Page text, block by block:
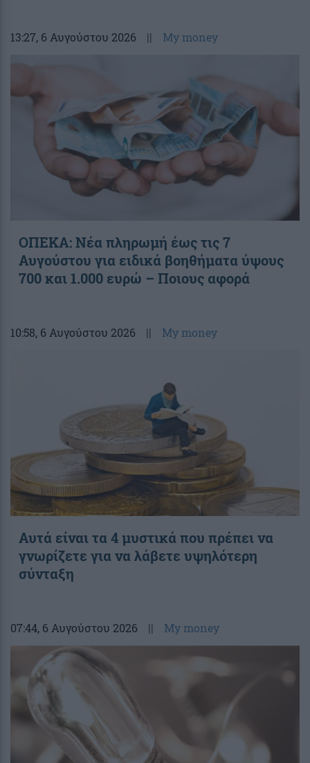
13:27, 6 Αυγούστου 2026 || My money
ΟΠΕΚΑ: Νέα πληρωμή έως τις 7
Αυγούστου για ειδικά βοηθήματα ύψους
700 και 1.000 ευρώ – Ποιους αφορά
10:58, 6 Αυγούστου 2026 || My money
Αυτά είναι τα 4 μυστικά που πρέπει να
γνωρίζετε για να λάβετε υψηλότερη
σύνταξη
07:44, 6 Αυγούστου 2026 || My money